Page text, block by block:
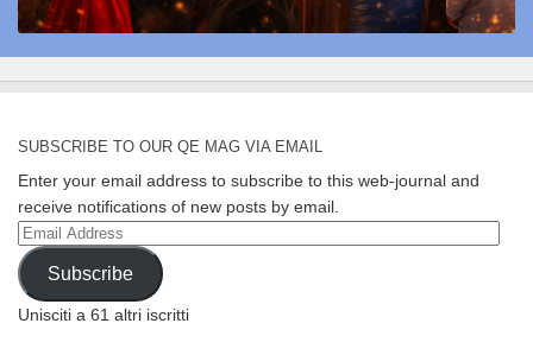
SUBSCRIBE TO OUR QE MAG VIA EMAIL
Enter your email address to subscribe to this web-journal and
receive notifications of new posts by email.
Email
Address
Subscribe
Unisciti a 61 altri iscritti